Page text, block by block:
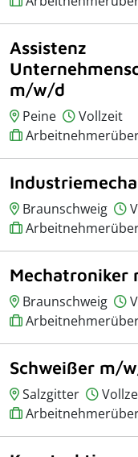
Assistenz
m/w/d
Peine
Vollzeit
Braunschweig
Mechatroniker
Braunschweig
Schweißer m/
Salzgitter